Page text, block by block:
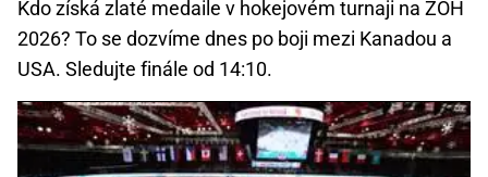
Kdo získá zlaté medaile v hokejovém turnaji na ZOH
2026? To se dozvíme dnes po boji mezi Kanadou a
USA. Sledujte finále od 14:10.